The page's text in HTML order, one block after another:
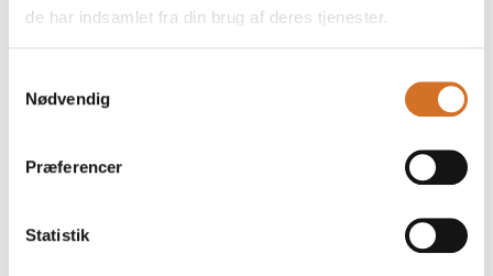
de har indsamlet fra din brug af deres tjenester.
Nødvendig
Præferencer
Statistik